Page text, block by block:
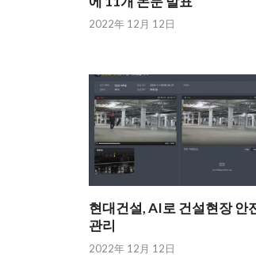
2022年 12月 12日
현대건설, AI로 건설현장 안
관리
2022年 12月 12日